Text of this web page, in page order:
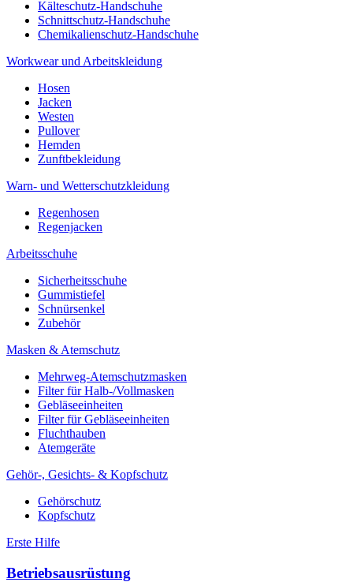
Kälteschutz-Handschuhe
Schnittschutz-Handschuhe
Chemikalienschutz-Handschuhe
Workwear und Arbeitskleidung
Hosen
Jacken
Westen
Pullover
Hemden
Zunftbekleidung
Warn- und Wetterschutzkleidung
Regenhosen
Regenjacken
Arbeitsschuhe
Sicherheitsschuhe
Gummistiefel
Schnürsenkel
Zubehör
Masken & Atemschutz
Mehrweg-Atemschutzmasken
Filter für Halb-/Vollmasken
Gebläseeinheiten
Filter für Gebläseeinheiten
Fluchthauben
Atemgeräte
Gehör-, Gesichts- & Kopfschutz
Gehörschutz
Kopfschutz
Erste Hilfe
Betriebsausrüstung